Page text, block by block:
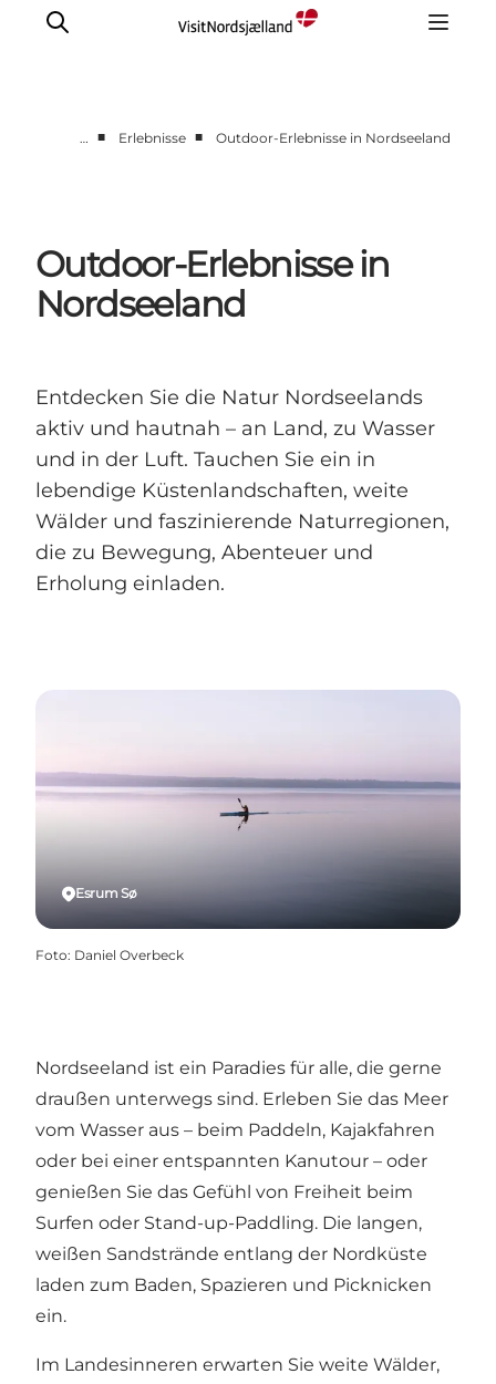
Geschmack
Unterkünfte
Städte
… ■ Erlebnisse ■ Outdoor-Erlebnisse in Nordseeland
Outdoor-Erlebnisse in
Nordseeland
Entdecken Sie die Natur Nordseelands
aktiv und hautnah – an Land, zu Wasser
und in der Luft. Tauchen Sie ein in
lebendige Küstenlandschaften, weite
Wälder und faszinierende Naturregionen,
die zu Bewegung, Abenteuer und
Erholung einladen.
Esrum Sø
Foto: Daniel Overbeck
Nordseeland ist ein Paradies für alle, die gerne
draußen unterwegs sind. Erleben Sie das Meer
vom Wasser aus – beim Paddeln, Kajakfahren
oder bei einer entspannten Kanutour – oder
genießen Sie das Gefühl von Freiheit beim
Surfen oder Stand-up-Paddling. Die langen,
weißen Sandstrände entlang der Nordküste
laden zum Baden, Spazieren und Picknicken
ein.
Im Landesinneren erwarten Sie weite Wälder,